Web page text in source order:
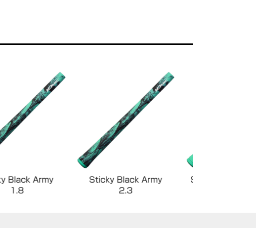
Sticky Black Army
Sticky Evolution Light